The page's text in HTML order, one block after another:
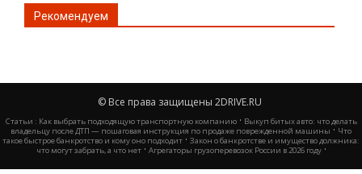
Рекомендуем
© Все права защищены 2DRIVE.RU
Статьи : Как выбрать подходящую транспортную компанию· Выкуп битых авто: что делать
владельцу после ДТП — пошаговая инструкция по продаже поврежденной машины· Что
такое быстрое банкротство и кому оно подходит · Закон о банкротстве и имущество должника:
что могут забрать, а что нет· Агрегаторы грузоперевозок России в 2026 году·